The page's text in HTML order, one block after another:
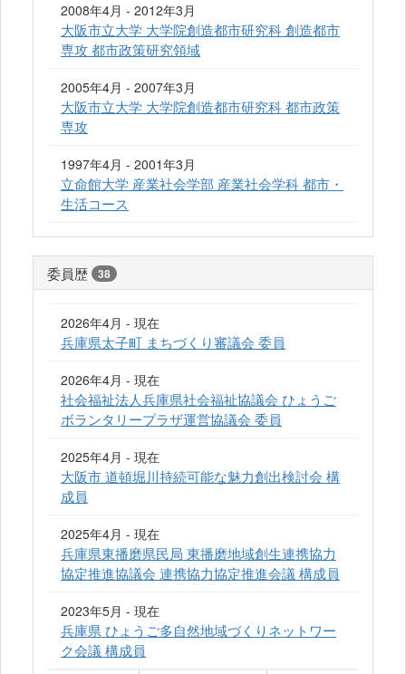
2008年4月 - 2012年3月
大阪市立大学 大学院創造都市研究科 創造都市
専攻 都市政策研究領域
2005年4月 - 2007年3月
大阪市立大学 大学院創造都市研究科 都市政策
専攻
1997年4月 - 2001年3月
立命館大学 産業社会学部 産業社会学科 都市・
生活コース
委員歴 38
2026年4月 - 現在
兵庫県太子町 まちづくり審議会 委員
2026年4月 - 現在
社会福祉法人兵庫県社会福祉協議会 ひょうご
ボランタリープラザ運営協議会 委員
2025年4月 - 現在
大阪市 道頓堀川持続可能な魅力創出検討会 構
成員
2025年4月 - 現在
兵庫県東播磨県民局 東播磨地域創生連携協力
協定推進協議会 連携協力協定推進会議 構成員
2023年5月 - 現在
兵庫県 ひょうご多自然地域づくりネットワー
ク会議 構成員